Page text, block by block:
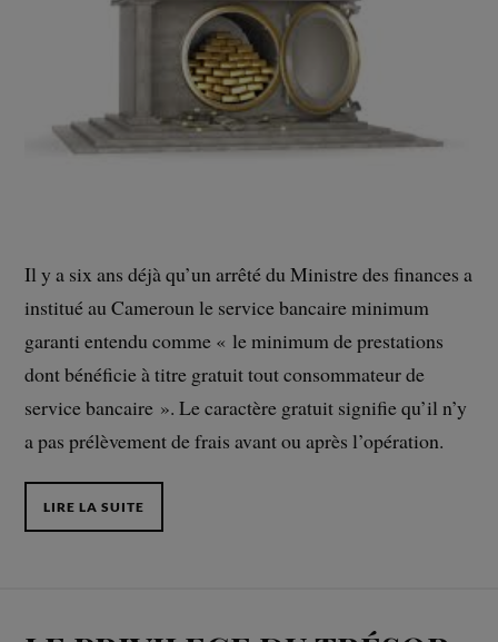
Il y a six ans déjà qu’un arrêté du Ministre des finances a
institué au Cameroun le service bancaire minimum
garanti entendu comme « le minimum de prestations
dont bénéficie à titre gratuit tout consommateur de
service bancaire ». Le caractère gratuit signifie qu’il n’y
a pas prélèvement de frais avant ou après l’opération.
LIRE LA SUITE